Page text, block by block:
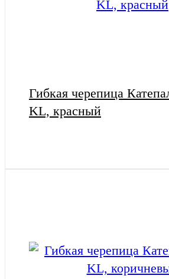
Гибкая черепица
KL, красный